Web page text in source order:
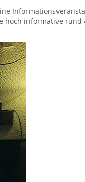
hoch informative